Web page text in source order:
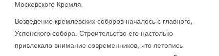
Московского Кремля.
Возведение кремлевских соборов началось с главного,
Успенского собора. Строительство его настолько
привлекало внимание современников, что летопись